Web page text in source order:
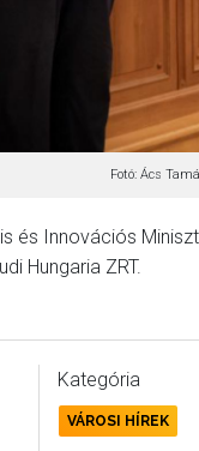
Fotó: Ács
és Innovációs
Hungaria ZRT.
Kategória
VÁROSI HÍREK